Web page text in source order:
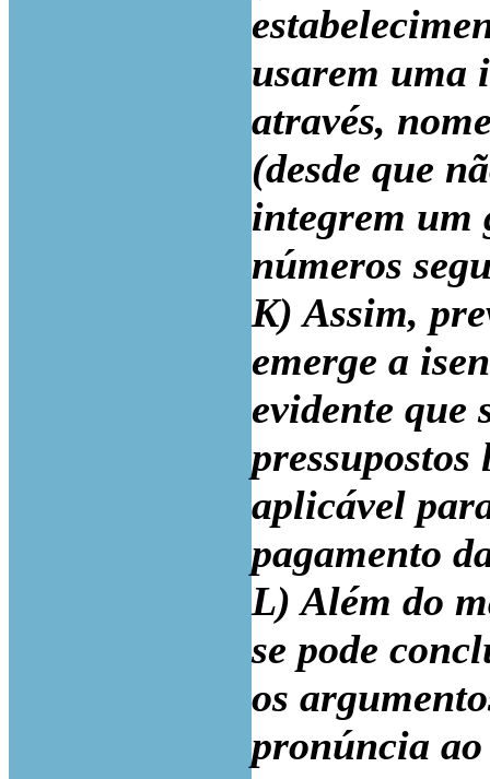
usarem uma
através,
(desde que
integrem um
números
K) Assim,
emerge a
evidente que
aplicável
pagamento
L) Além do
se pode
os
pronúncia